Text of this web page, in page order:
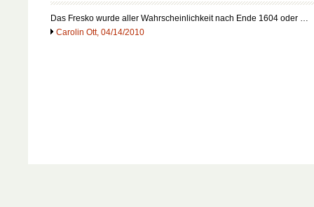
Das Fresko wurde aller Wahrscheinlichkeit nach Ende 1604 oder …
Carolin Ott, 04/14/2010